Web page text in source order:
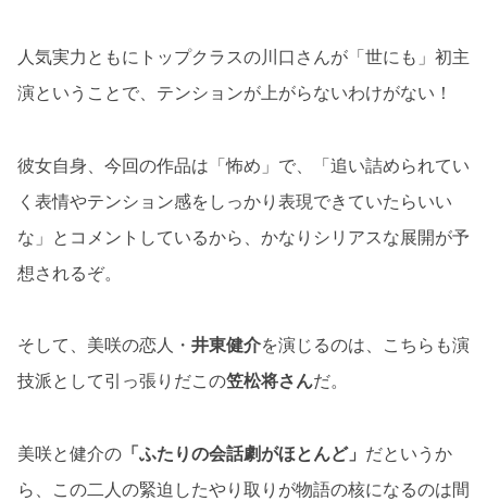
人気実力ともにトップクラスの川口さんが「世にも」初主
演ということで、テンションが上がらないわけがない！
彼女自身、今回の作品は「怖め」で、「追い詰められてい
く表情やテンション感をしっかり表現できていたらいい
な」とコメントしているから、かなりシリアスな展開が予
想されるぞ。
そして、美咲の恋人・ 井東健介を演じるのは、こちらも演
技派として引っ張りだこの笠松将さんだ。
美咲と健介の 「ふたりの会話劇がほとんど」 だというか
ら、この二人の緊迫したやり取りが物語の核になるのは間